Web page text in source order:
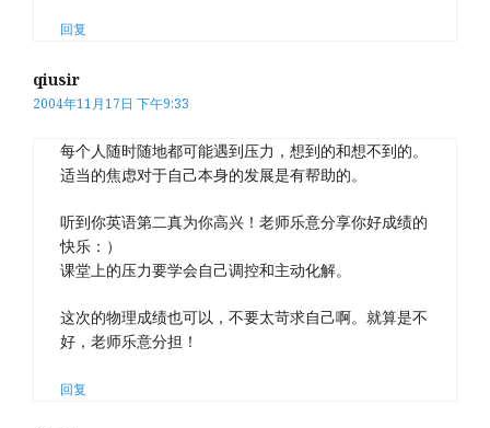
回复
qiusir
2004年11月17日 下午9:33
每个人随时随地都可能遇到压力，想到的和想不到的。
适当的焦虑对于自己本身的发展是有帮助的。
听到你英语第二真为你高兴！老师乐意分享你好成绩的
快乐：）
课堂上的压力要学会自己调控和主动化解。
这次的物理成绩也可以，不要太苛求自己啊。就算是不
好，老师乐意分担！
回复